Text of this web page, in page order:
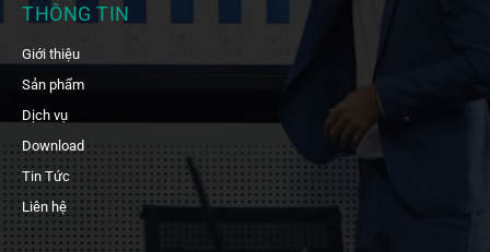
THÔNG TIN
Giới thiệu
Sản phẩm
Dịch vụ
Download
Tin Tức
Liên hệ